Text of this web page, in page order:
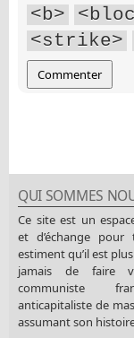
<b>
<strike>
QUI SOMMES
Ce site est un
et d’échange
estiment qu’il est
jamais de faire
communiste
anticapitaliste de
assumant son